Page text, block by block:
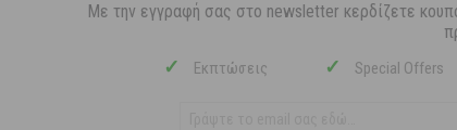
Με την εγγραφή σας στο newsletter κερδίζετε
✓ Εκπτώσεις ✓ Special Offers